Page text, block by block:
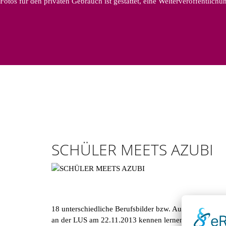
SCHÜLER MEETS AZUBI
18 unterschiedliche Berufsbilder bzw. Auszubildende
an der LUS am 22.11.2013 kennen lernen. Diese